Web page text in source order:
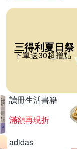
三得利夏日祭
下單送30超贈點
讀冊生活書籍
滿額再現折
adidas